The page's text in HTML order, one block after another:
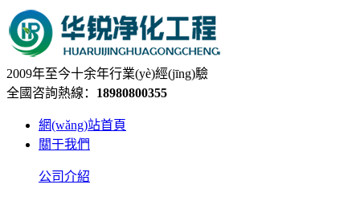
2009年至今十余年行業(yè)經(jīng)驗
全國咨詢熱線： 18980800355
網(wǎng)站首頁
關于我們
公司介紹